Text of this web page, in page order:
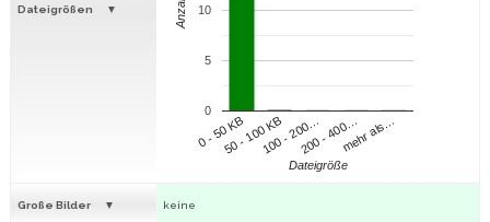
Dateigrößen
0 - 50 KB50 - 100 KB100 - 200…200 - 400…mehr als…
0
5
10
Dateigröße
Anzahl
Große Bilder keine